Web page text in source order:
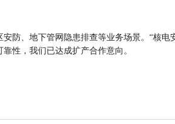
防、地下管网隐患排查等业务场景。“核电
性，我们已达成扩产合作意向。